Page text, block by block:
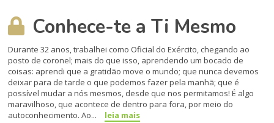
Conhece-te a Ti Mesmo
Durante 32 anos, trabalhei como Oficial do Exército, chegando ao
posto de coronel; mais do que isso, aprendendo um bocado de
coisas: aprendi que a gratidão move o mundo; que nunca devemos
deixar para de tarde o que podemos fazer pela manhã; que é
possível mudar a nós mesmos, desde que nos permitamos! É algo
maravilhoso, que acontece de dentro para fora, por meio do
autoconhecimento. Ao...
leia mais